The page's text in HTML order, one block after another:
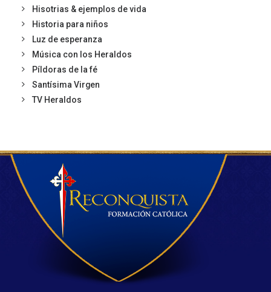
Hisotrias & ejemplos de vida
Historia para niños
Luz de esperanza
Música con los Heraldos
Píldoras de la fé
Santísima Virgen
TV Heraldos